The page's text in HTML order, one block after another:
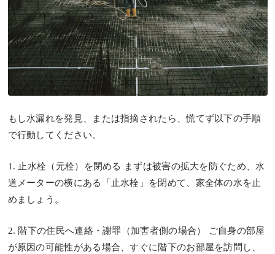
もし水漏れを発見、または指摘されたら、慌てず以下の手順
で行動してください。
1. 止水栓（元栓）を閉める
まずは被害の拡大を防ぐため、水
道メーターの横にある「止水栓」を閉めて、家全体の水を止
めましょう。
2. 階下の住民へ連絡・謝罪（加害者側の場合）
ご自身の部屋
が原因の可能性がある場合、すぐに階下のお部屋を訪問し、